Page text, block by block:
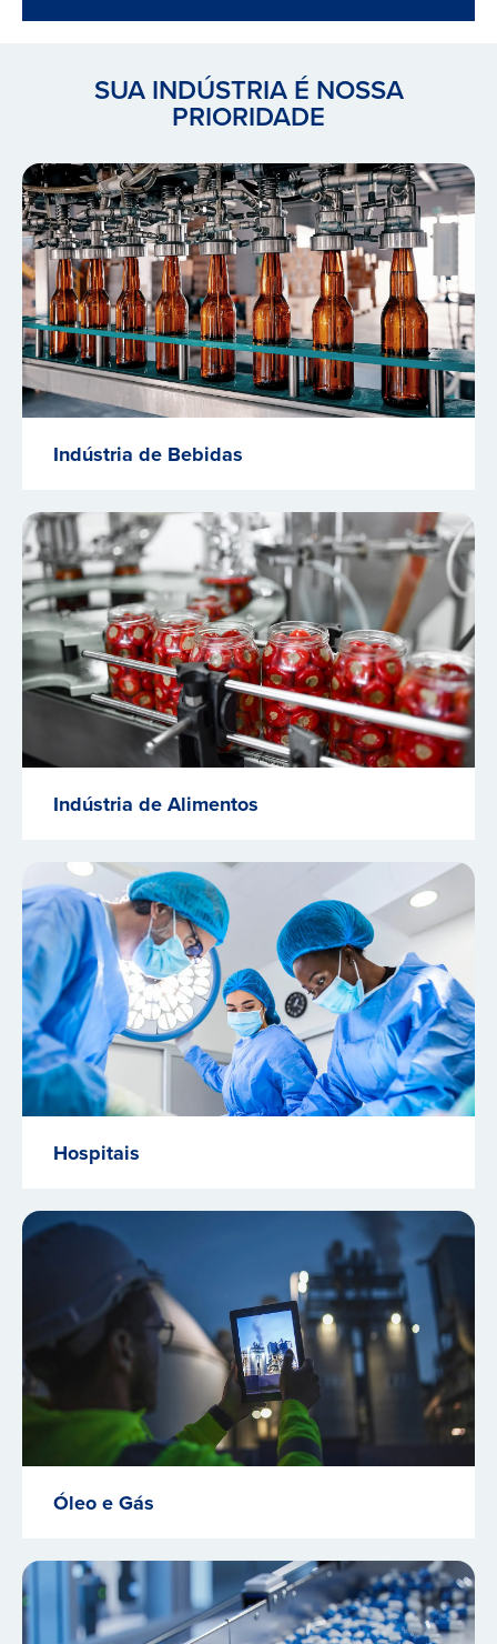
SUA INDÚSTRIA É NOSSA
PRIORIDADE
Indústria de Bebidas
Indústria de Alimentos
Hospitais
Óleo e Gás